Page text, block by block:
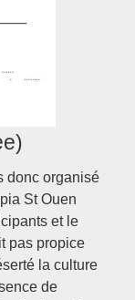
donc organisé
St Ouen
et le
pas propice
la culture
de